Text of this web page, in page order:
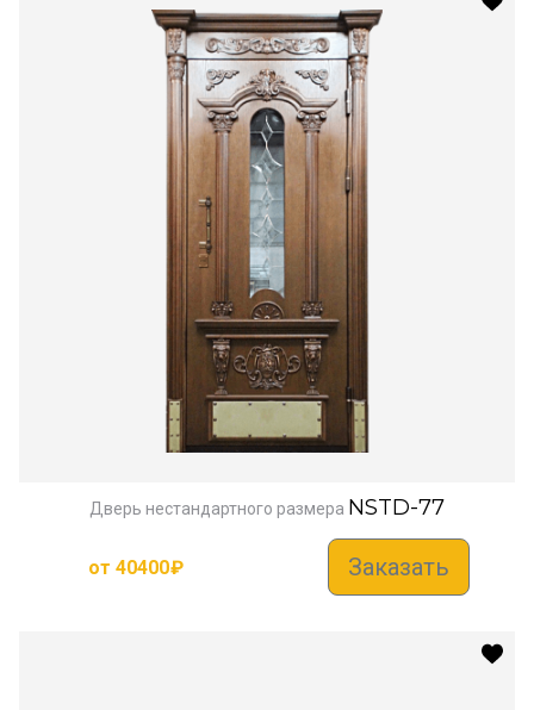
Дверь нестандартного размера NSTD-77
от 40400₽ Заказать